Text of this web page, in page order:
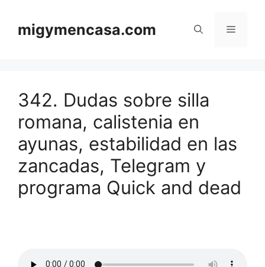
contenido
migymencasa.com Menú
342. Dudas sobre silla
romana, calistenia en
ayunas, estabilidad en las
zancadas, Telegram y
programa Quick and dead